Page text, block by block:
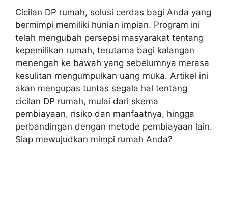
Cicilan DP rumah, solusi cerdas bagi Anda yang
bermimpi memiliki hunian impian. Program ini
telah mengubah persepsi masyarakat tentang
kepemilikan rumah, terutama bagi kalangan
menengah ke bawah yang sebelumnya merasa
kesulitan mengumpulkan uang muka. Artikel ini
akan mengupas tuntas segala hal tentang
cicilan DP rumah, mulai dari skema
pembiayaan, risiko dan manfaatnya, hingga
perbandingan dengan metode pembiayaan lain.
Siap mewujudkan mimpi rumah Anda?